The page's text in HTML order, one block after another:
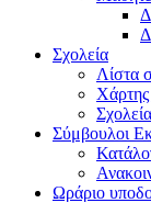
Σχολεία
Λίστα
Σύμβουλοι
Ωράριο